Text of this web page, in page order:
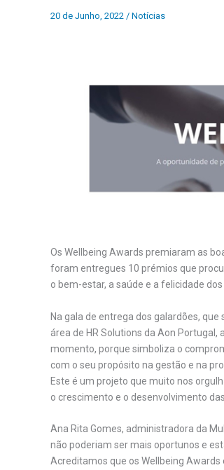
20 de Junho, 2022 / Notícias
Os Wellbeing Awards premiaram as
foram entregues 10 prémios que
o bem-estar, a saúde e a felicidade
Na gala de entrega dos galardões, que
área de HR Solutions da Aon
momento, porque simboliza o
com o seu propósito na gestão e na
Este é um projeto que muito nos
o crescimento e o desenvolvimento
Ana Rita Gomes, administradora da
não poderiam ser mais oportunos e
Acreditamos que os Wellbeing